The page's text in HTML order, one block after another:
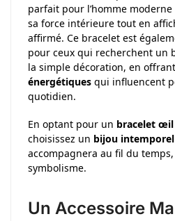
parfait pour l’homme
sa force intérieure tout en
affirmé. Ce bracelet est
pour ceux qui recherchent un
la simple décoration, en
énergétiques qui influencent
quotidien.
En optant pour un bracelet
choisissez un bijou intemporel
accompagnera au fil du
symbolisme.
Un Accessoire